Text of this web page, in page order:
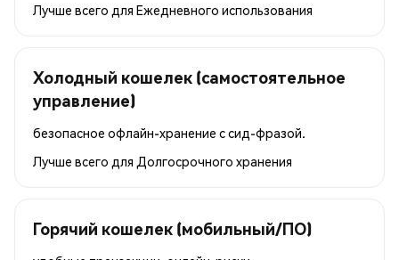
Лучше всего для Ежедневного использования
Холодный кошелек (самостоятельное
управление)
безопасное офлайн-хранение с сид-фразой.
Лучше всего для Долгосрочного хранения
Горячий кошелек (мобильный/ПО)